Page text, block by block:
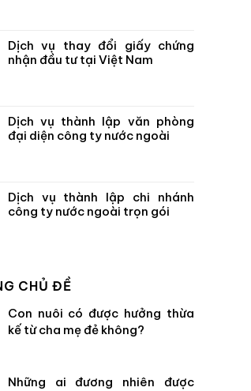
Dịch vụ thay đổi giấy chứng
nhận đầu tư tại Việt Nam
Dịch vụ thành lập văn phòng
đại diện công ty nước ngoài
Dịch vụ thành lập chi nhánh
công ty nước ngoài trọn gói
CHỦ ĐỀ
Con nuôi có được hưởng thừa
kế từ cha mẹ đẻ không?
Những ai đương nhiên được